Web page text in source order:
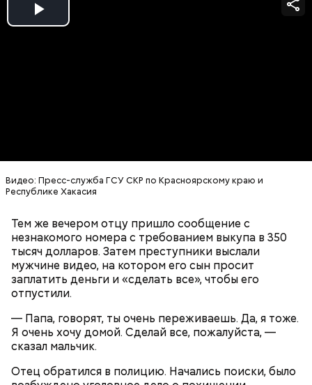
Play
Видео: Пресс-служба ГСУ СКР по Красноярскому краю и
Республике Хакасия
Тем же вечером отцу пришло сообщение с
незнакомого номера с требованием выкупа в 350
тысяч долларов. Затем преступники выслали
мужчине видео, на котором его сын просит
заплатить деньги и «сделать все», чтобы его
отпустили.
— Папа, говорят, ты очень переживаешь. Да, я тоже.
Я очень хочу домой. Сделай все, пожалуйста, —
сказал мальчик.
Отец обратился в полицию. Начались поиски, было
считал младшую сестру, которую тоже травил. Он
Миссюра планировал заняться
паломничеством
перед жертвами.